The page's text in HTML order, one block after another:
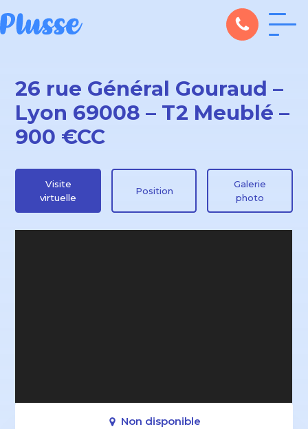
26 rue Général Gouraud –
Lyon 69008 – T2 Meublé –
900 €CC
Visite
virtuelle
Position
Galerie
photo
Non disponible